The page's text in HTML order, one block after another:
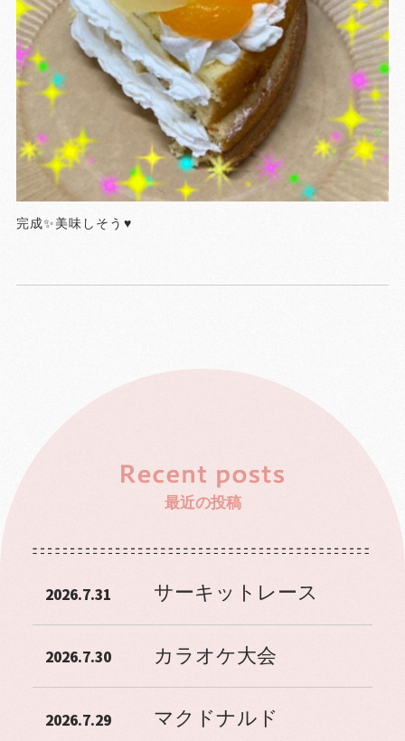
完成✨美味しそう♥️
最近の投稿
2026.7.31 サーキットレース
2026.7.30 カラオケ大会
2026.7.29 マクドナルド